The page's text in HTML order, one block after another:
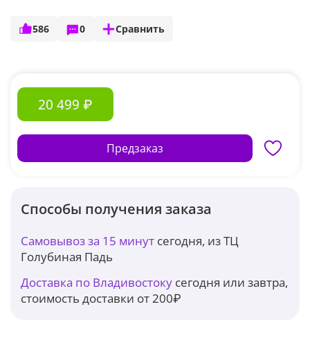
586 0 Сравнить
20 499 ₽
Предзаказ
Способы получения заказа
Самовывоз за 15 минут сегодня, из ТЦ
Голубиная Падь
Доставка по Владивостоку сегодня или завтра,
стоимость доставки от 200₽